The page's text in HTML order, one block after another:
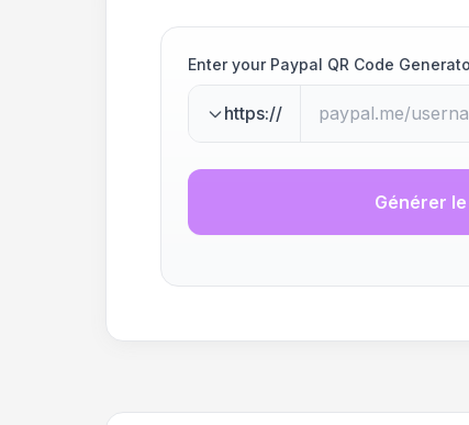
Enter your Paypal QR Code
https://
Générer